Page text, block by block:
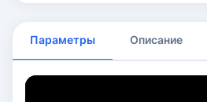
Параметры Описание